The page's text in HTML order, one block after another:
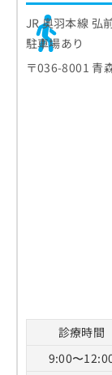
JR 奥羽本線 弘
駐車場あり
〒036-8001 青
診療時間
9:00〜